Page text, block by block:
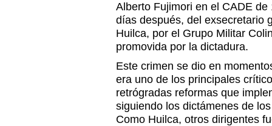
Alberto Fujimori en el CADE
días después, del exsecretario
Huilca, por el Grupo Militar
promovida por la dictadura.
Este crimen se dio en
era uno de los principales
retrógradas reformas que
siguiendo los dictámenes de
Como Huilca, otros dirigentes